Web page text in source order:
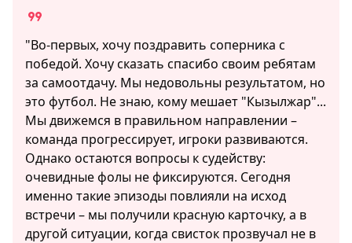
"Во-первых, хочу поздравить соперника с
победой. Хочу сказать спасибо своим ребятам
за самоотдачу. Мы недовольны результатом, но
это футбол. Не знаю, кому мешает "Кызылжар"...
Мы движемся в правильном направлении –
команда прогрессирует, игроки развиваются.
Однако остаются вопросы к судейству:
очевидные фолы не фиксируются. Сегодня
именно такие эпизоды повлияли на исход
встречи – мы получили красную карточку, а в
другой ситуации, когда свисток прозвучал не в